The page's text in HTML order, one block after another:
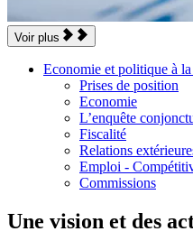
Voir plus
Economie et politique à
Prises de position
Economie
L’enquête
Fiscalité
Relations
Emploi -
Commissions
Une vision et des